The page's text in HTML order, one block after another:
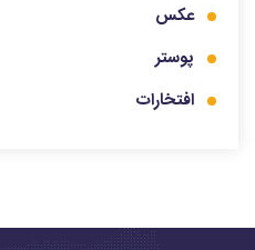
عکس
پوستر
افتخارات